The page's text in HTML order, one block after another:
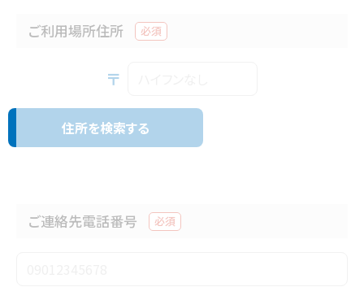
ご利用場所住所 必須
〒
住所を検索する
ご連絡先電話番号 必須